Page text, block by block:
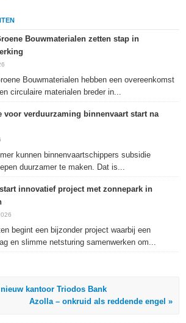
Twitter
(Wordt
een
nieuw
venster
geopend)
nieuw
Bouwmaterialen zetten stap in
Bouwmaterialen hebben een overeenkomst
circulaire materialen breder in...
voor verduurzaming binnenvaart start na
kunnen binnenvaartschippers subsidie
duurzamer te maken. Dat is...
innovatief project met zonnepark in
begint een bijzonder project waarbij een
en slimme netsturing samenwerken om...
kantoor Triodos Bank
Azolla – onkruid als reddende engel »